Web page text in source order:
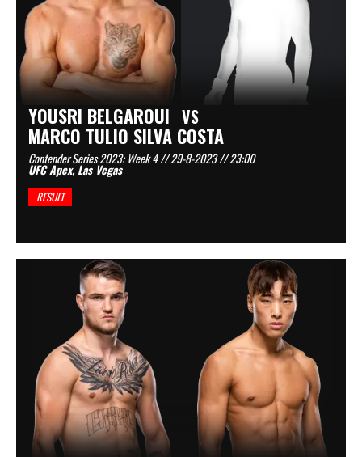
YOUSRI BELGAROUI VS
MARCO TULIO SILVA COSTA
Contender Series 2023: Week 4 // 29-8-2023 // 23:00
UFC Apex, Las Vegas
RESULT